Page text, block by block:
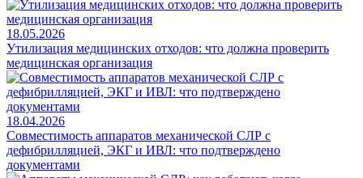
18.05.2026
Утилизация медицинских отходов: что должна проверить
медицинская организация
18.04.2026
Совместимость аппаратов механической СЛР с
дефибрилляцией, ЭКГ и ИВЛ: что подтверждено
документами